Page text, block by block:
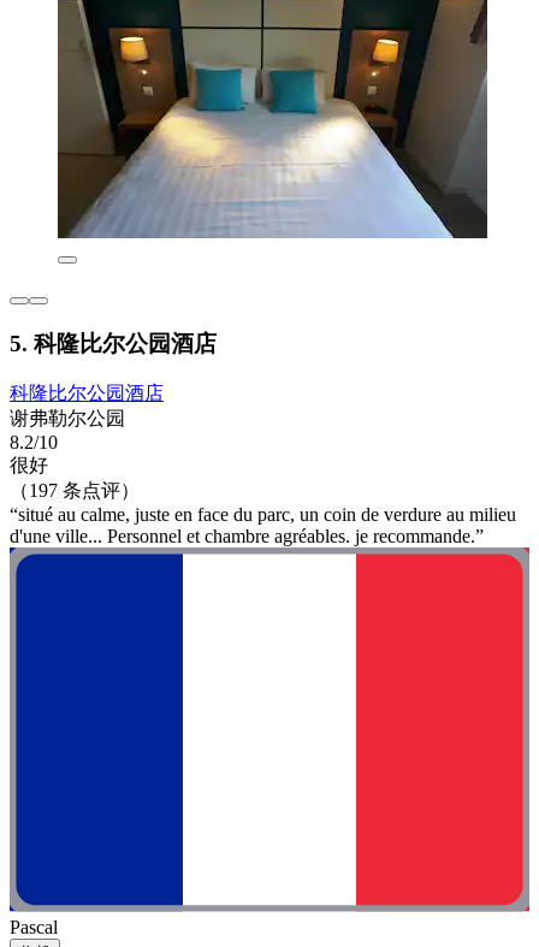
5. 科隆比尔公园酒店
科隆比尔公园酒店
谢弗勒尔公园
8.2/10
很好
（197 条点评）
“situé au calme, juste en face du parc, un coin de verdure au milieu
d'une ville... Personnel et chambre agréables. je recommande.”
Pascal